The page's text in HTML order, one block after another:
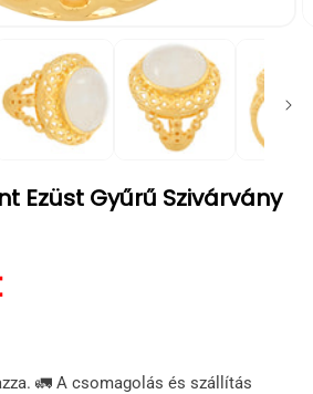
Ezüst Gyűrű Szivárvány
🚛 A csomagolás és szállítás